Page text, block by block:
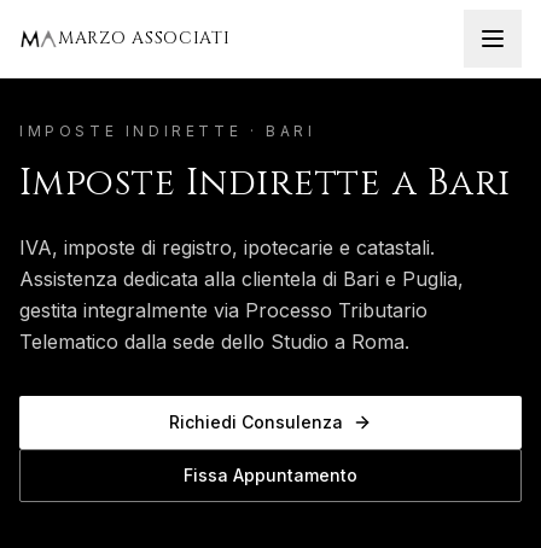
MARZO ASSOCIATI
Home Bari Imposte Indirette
IMPOSTE INDIRETTE · BARI
Imposte Indirette a Bari
IVA, imposte di registro, ipotecarie e catastali.
Assistenza dedicata alla clientela di Bari e Puglia,
gestita integralmente via Processo Tributario
Telematico dalla sede dello Studio a Roma.
Richiedi Consulenza
Fissa Appuntamento